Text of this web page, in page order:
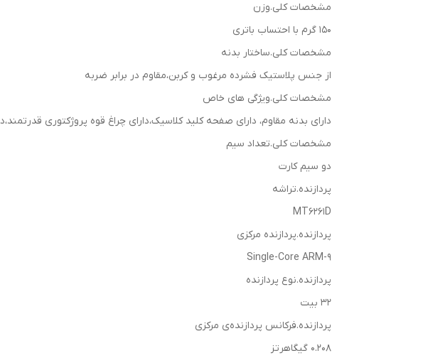
مشخصات کلی.وزن
150 گرم با احتساب باتری
مشخصات کلی.ساختار بدنه
از جنس پلاستیک فشرده مرغوب و کربن،مقاوم در برابر ضربه
مشخصات کلی.ویژگی های خاص
دارای بدنه مقاوم، دارای صفحه کلید کلاسیک،دارای چراغ قوه پروژکتوری قدرتمند،دارای 200 بازی متنوع و جذاب،قابلیت باتری در نقش پاوربانک(فقط برای شارژ های جزئی
مشخصات کلی.تعداد سیم
دو سیم کارت
پردازنده.تراشه
MT6261D
پردازنده.پردازنده مرکزی
Single-Core ARM-9
پردازنده.نوع پردازنده
32 بیت
پردازنده.فرکانس پردازنده‌ی مرکزی
0.208 گیگاهرتز